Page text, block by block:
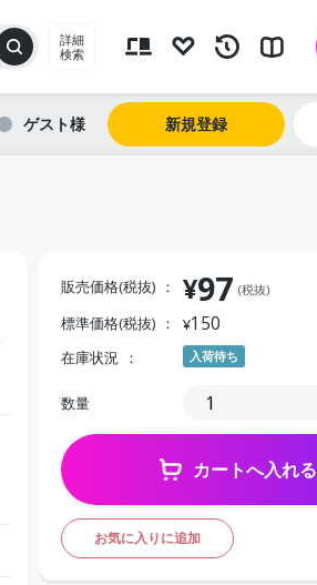
詳細
検索
ゲスト 新規登録
販売価格(税抜) ¥97 (税抜)
標準価格(税抜) ¥150
在庫状況 入荷待ち
数量
カートへ入れる
お気に入りに追加